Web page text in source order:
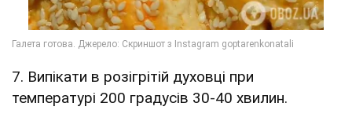
7. Випікати в розігрітій духовці при
температурі 200 градусів 30-40 хвилин.